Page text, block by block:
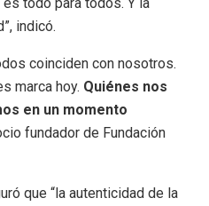
indicó.
coinciden con nosotros.
marca hoy. Quiénes nos
en un momento
fundador de Fundación
que “la autenticidad de la